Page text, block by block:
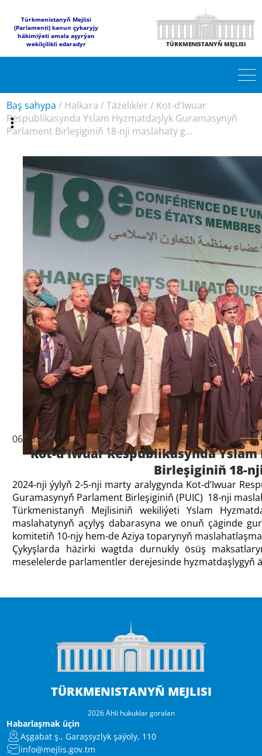
Türkmenistanyň Mejlisi
(Parlamenti) kanun çykaryjy
häkimiýeti amala aşyrýan
wekilçilikli edaradyr
TÜRKMENISTANYŇ MEJLISI
Baş sahypa / Halkara /Täzelikler / Kot-d’Iwuar
Respublikasynda Yslam Hyzmatdaşlyk Guramasynyň
Parlament Birleşiginiň 18-nji maslahaty g...
06.03.2024
Kot-d’Iwuar Respublikasynda
Birleşiginiň 18-
2024-nji ýylyň 2-5-nji marty aralygynda Kot-d’Iwuar
Guramasynyň Parlament Birleşiginiň (PUIC) 18-nji
Türkmenistanyň Mejlisiniň wekiliýeti Yslam
maslahatynyň açylyş dabarasyna we onuň çäginde
komitetiň 10-njy hem-de Aziya toparynyň
Çykyşlarda häzirki wagtda durnukly ösüş
meselelerde parlamentler derejesinde hyzmatdaşlygyň
TÜRKMENISTANYŇ MEJLISI
2026 Ähli hukuklar goralan
Habarlaşmak üçin
Aşgabat ş., Garaşsyzlyk şaýoly, 110
info@mejlis.gov.tm